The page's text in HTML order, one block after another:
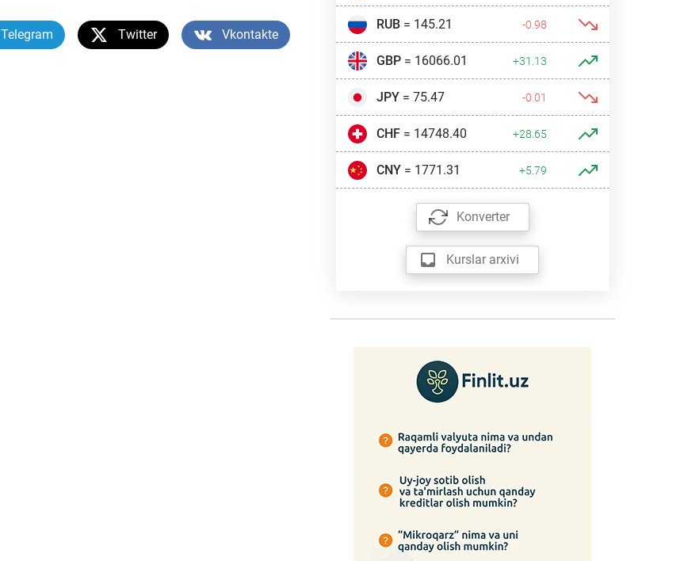
Telegram Twitter Vkontakte
RUB= 145.21 -0.98
GBP= 16066.01 +31.13
JPY= 75.47 -0.01
CHF= 14748.40 +28.65
CNY= 1771.31 +5.79
Konverter
Kurslar arxivi